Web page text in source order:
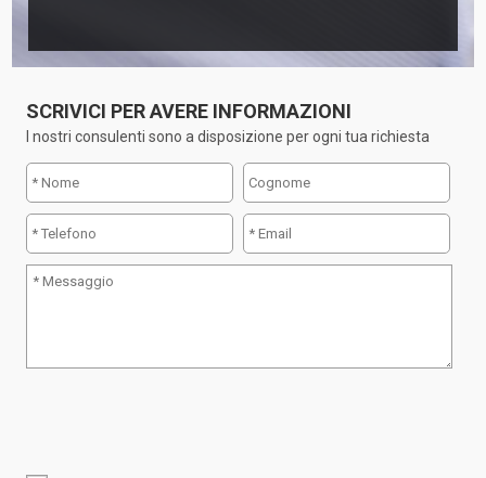
SCRIVICI PER AVERE INFORMAZIONI
I nostri consulenti sono a disposizione per ogni tua richiesta